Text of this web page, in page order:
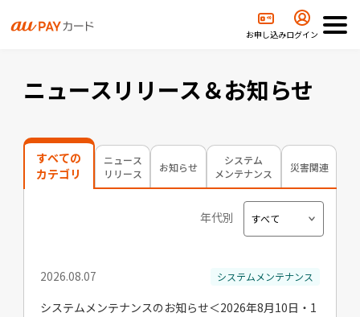
お申し込みログイン
TOP ニュースリリース＆お知らせ
ニュースリリース＆お知らせ
すべての
カテゴリ
ニュース
リリース
お知らせ
システム
メンテナンス
災害関連
年代別
2026.08.07 システムメンテナンス
システムメンテナンスのお知らせ＜2026年8月10日・1